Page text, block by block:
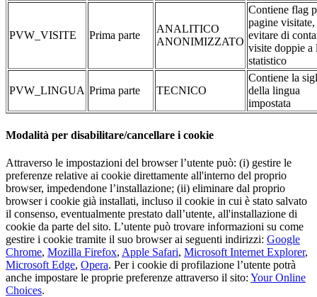
PVW_VISITE Prima parte
ANALITICO
ANONIMIZZATO
Contiene flag
pagine visitate,
evitare di
visite doppie a
statistico
PVW_LINGUA Prima parte TECNICO
Contiene la
della lingua
impostata
Modalità per disabilitare/cancellare i cookie
Attraverso le impostazioni del browser l’utente può: (i) gestire le
preferenze relative ai cookie direttamente all'interno del proprio
browser, impedendone l’installazione; (ii) eliminare dal proprio
browser i cookie già installati, incluso il cookie in cui è stato salvato
il consenso, eventualmente prestato dall’utente, all'installazione di
cookie da parte del sito. L’utente può trovare informazioni su come
gestire i cookie tramite il suo browser ai seguenti indirizzi: Google
Chrome, Mozilla Firefox, Apple Safari, Microsoft Internet Explorer,
Microsoft Edge, Opera. Per i cookie di profilazione l’utente potrà
anche impostare le proprie preferenze attraverso il sito: Your Online
Choices.